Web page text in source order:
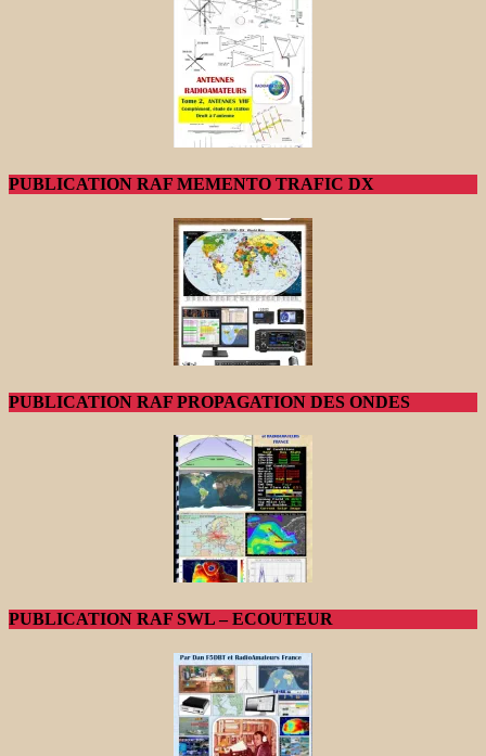
PUBLICATION RAF MEMENTO TRAFIC DX
PUBLICATION RAF PROPAGATION DES ONDES
PUBLICATION RAF SWL – ECOUTEUR